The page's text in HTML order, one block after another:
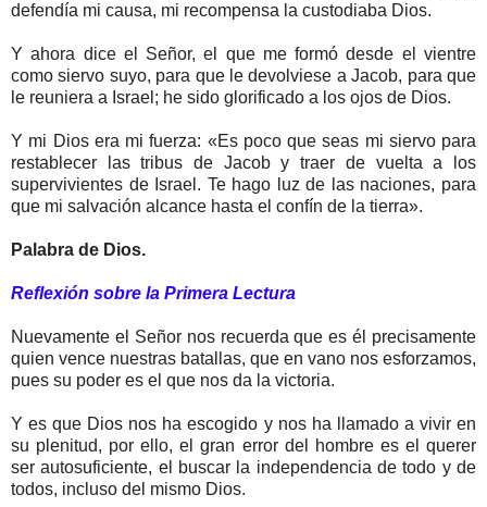
defendía mi causa, mi recompensa la custodiaba Dios.
Y ahora dice el Señor, el que me formó desde el vientre
como siervo suyo, para que le devolviese a Jacob, para que
le reuniera a Israel; he sido glorificado a los ojos de Dios.
Y mi Dios era mi fuerza: «Es poco que seas mi siervo para
restablecer las tribus de Jacob y traer de vuelta a los
supervivientes de Israel. Te hago luz de las naciones, para
que mi salvación alcance hasta el confín de la tierra».
Palabra de Dios.
Reflexión sobre la Primera Lectura
Nuevamente el Señor nos recuerda que es él precisamente
quien vence nuestras batallas, que en vano nos esforzamos,
pues su poder es el que nos da la victoria.
Y es que Dios nos ha escogido y nos ha llamado a vivir en
su plenitud, por ello, el gran error del hombre es el querer
ser autosuficiente, el buscar la independencia de todo y de
todos, incluso del mismo Dios.